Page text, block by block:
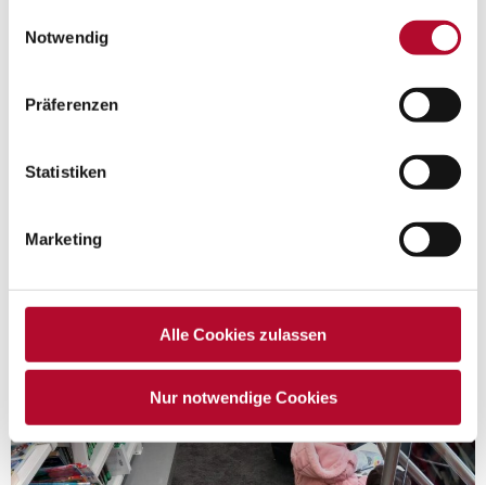
Notwendig
Präferenzen
Statistiken
Marketing
Alle Cookies zulassen
Nur notwendige Cookies